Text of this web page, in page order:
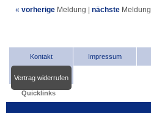
« vorherige Meldung nächste Meldung
Kontakt Impressum
Vertrag widerrufen
Quicklinks